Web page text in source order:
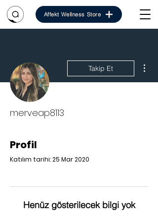
Affekt Wellness Store
Takip Et
merveap8113
Profil
Katılım tarihi: 25 Mar 2020
Henüz gösterilecek bilgi yok